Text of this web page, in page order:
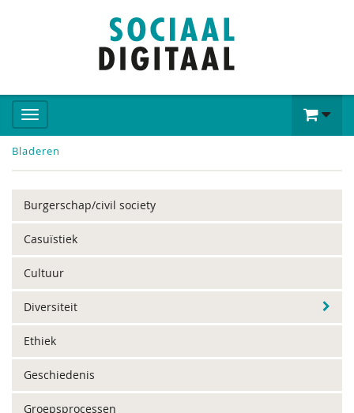
Bladeren
Burgerschap/civil society
Casuïstiek
Cultuur
Diversiteit
Ethiek
Geschiedenis
Groepsprocessen